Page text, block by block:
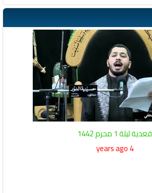
قعدية ليلة 1 محرم 1442
4 years ago